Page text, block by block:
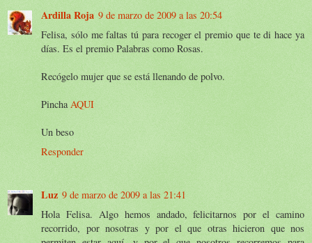
Ardilla Roja 9 de marzo de 2009 a las 20:54
Felisa, sólo me faltas tú para recoger el premio que te di hace ya
días. Es el premio Palabras como Rosas.
Recógelo mujer que se está llenando de polvo.
Pincha AQUI
Un beso
Responder
Luz 9 de marzo de 2009 a las 21:41
Hola Felisa. Algo hemos andado, felicitarnos por el camino
recorrido, por nosotras y por el que otras hicieron que nos